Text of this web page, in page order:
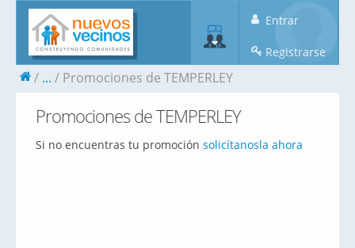
Entrar
Registrarse
... Promociones de TEMPERLEY
Promociones de TEMPERLEY
Si no encuentras tu promoción solicítanosla ahora